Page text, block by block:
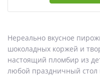
Нереально вкусное
шоколадных коржей и
настоящий пломбир из
любой праздничный стол